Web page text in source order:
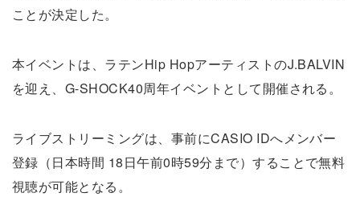
ことが決定した。
本イベントは、ラテンHip HopアーティストのJ.BALVIN
を迎え、G-SHOCK40周年イベントとして開催される。
ライブストリーミングは、事前にCASIO IDへメンバー
登録（日本時間 18日午前0時59分まで）することで無料
視聴が可能となる。